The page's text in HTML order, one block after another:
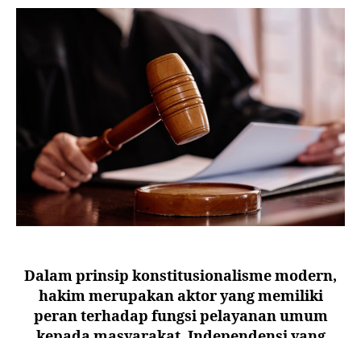
Dalam prinsip konstitusionalisme modern,
hakim merupakan aktor yang memiliki
peran terhadap fungsi pelayanan umum